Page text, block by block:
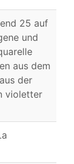
25 auf
und
aus dem
der
violetter